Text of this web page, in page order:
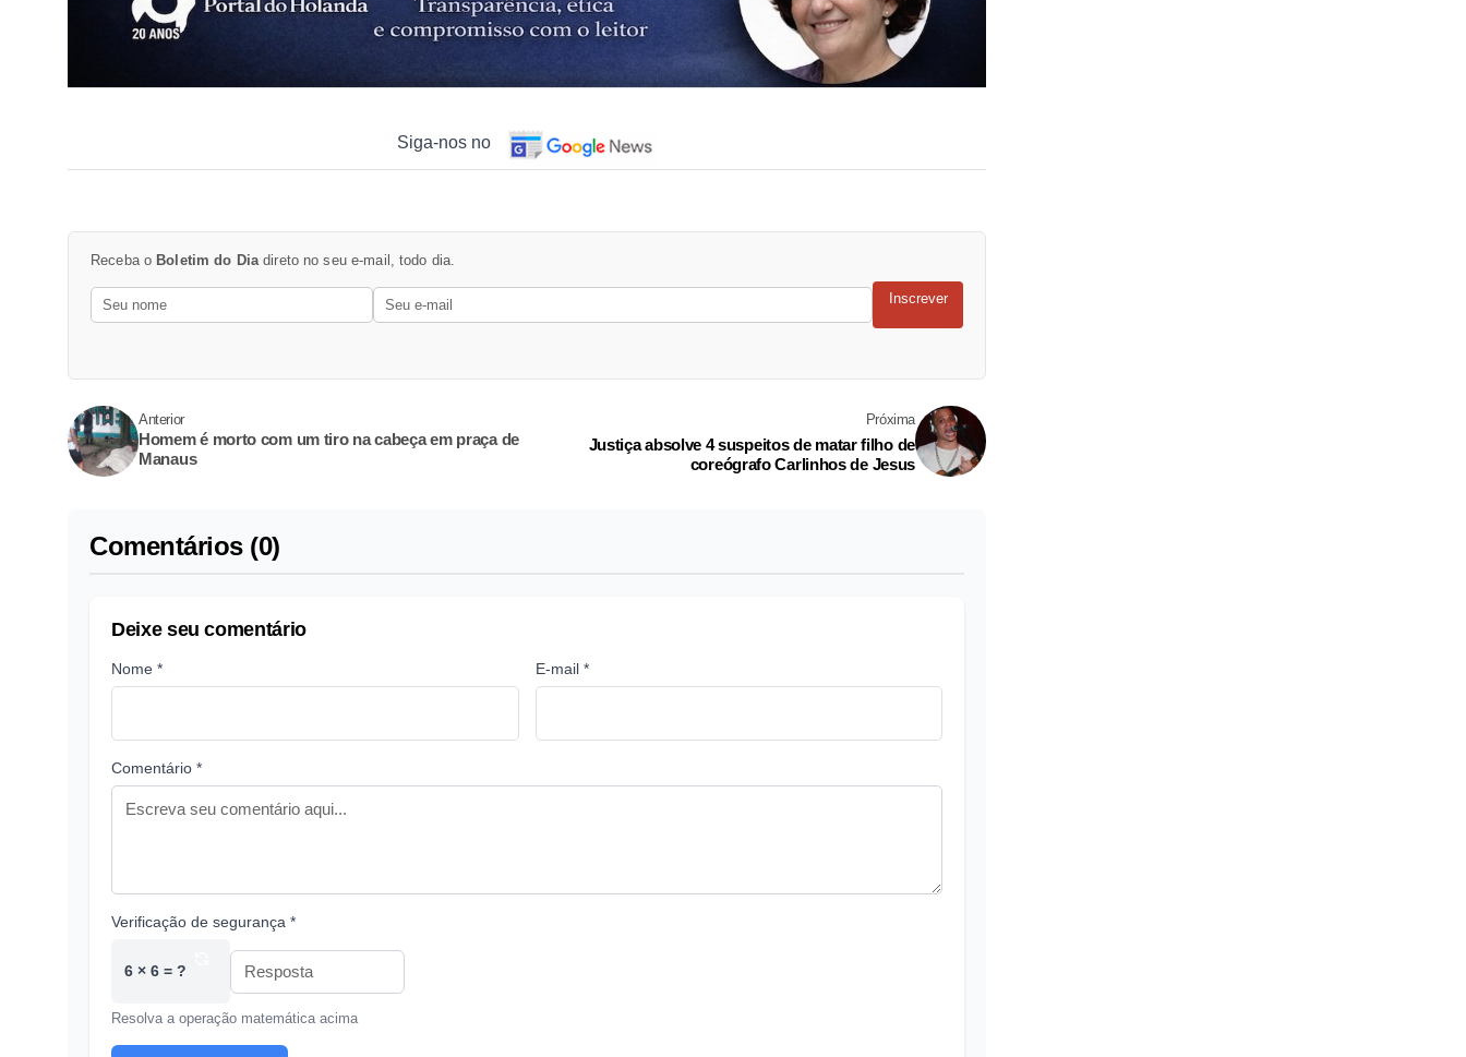
Siga-nos no
Receba o Boletim do Diadireto no seu e-mail, todo dia.
Inscrever
Anterior
Homem é morto com um tiro na cabeça em praça de
Manaus
Próxima
Justiça absolve 4 suspeitos de matar filho de
coreógrafo Carlinhos de Jesus
Comentários (0)
Deixe seu comentário
Nome * E-mail *
Comentário *
Verificação de segurança *
6 × 6 = ?
Resolva a operação matemática acima